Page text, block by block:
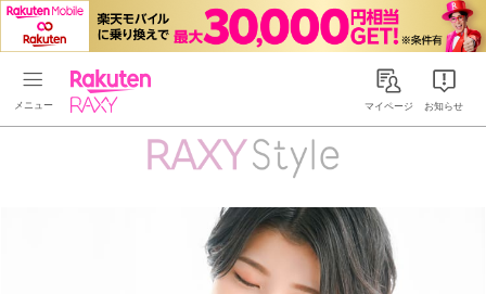
Rakuten RAXYマイページ お知らせ